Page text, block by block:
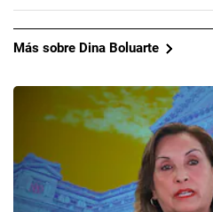
Más sobre Dina Boluarte